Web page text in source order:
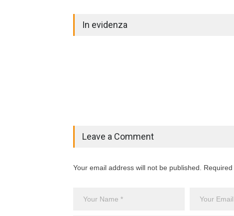
In evidenza
Leave a Comment
Your email address will not be published.